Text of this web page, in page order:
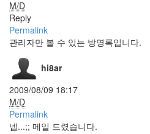
M/D
Reply
Permalink
관리자만 볼 수 있는 방명록입니다.
hi8ar
2009/08/09 18:17
M/D
Permalink
넵...;; 메일 드렸습니다.
Jensen
Lightbox
크
의
적
LCD
Holiday